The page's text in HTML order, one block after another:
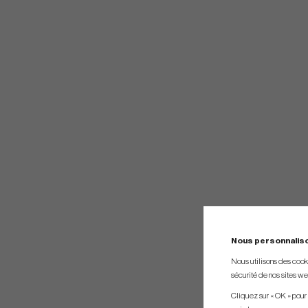
Nous
Nous utilisons des
sécurité de nos sites
Cliquez sur « OK »